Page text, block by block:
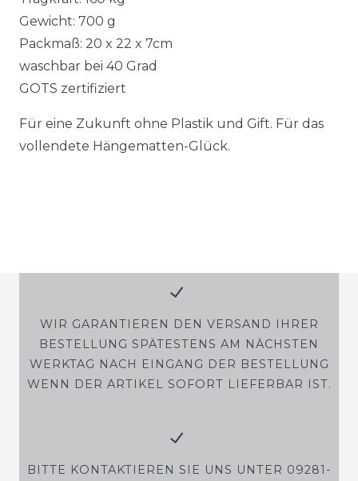
Gewicht: 700 g
Packmaß: 20 x 22 x 7cm
waschbar bei 40 Grad
GOTS zertifiziert
Für eine Zukunft ohne Plastik und Gift. Für das
vollendete Hängematten-Glück.
WIR GARANTIEREN DEN VERSAND IHRER
BESTELLUNG SPÄTESTENS AM NÄCHSTEN
WERKTAG NACH EINGANG DER BESTELLUNG
WENN DER ARTIKEL SOFORT LIEFERBAR IST.
BITTE KONTAKTIEREN SIE UNS UNTER 09281-